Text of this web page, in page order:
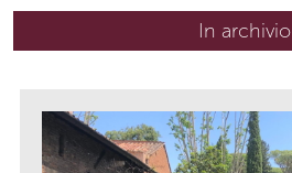
In archivio